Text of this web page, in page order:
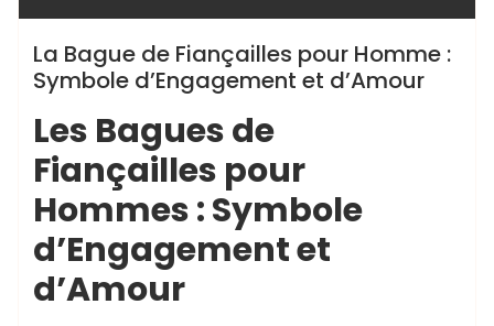
La Bague de Fiançailles pour Homme :
Symbole d’Engagement et d’Amour
Les Bagues de
Fiançailles pour
Hommes : Symbole
d’Engagement et
d’Amour